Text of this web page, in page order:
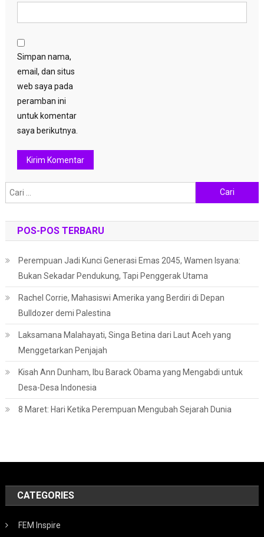
Simpan nama,
email, dan situs
web saya pada
peramban ini
untuk komentar
saya berikutnya.
untuk:
POS-POS TERBARU
Perempuan Jadi Kunci Generasi Emas 2045, Wamen Isyana:
Bukan Sekadar Pendukung, Tapi Penggerak Utama
Rachel Corrie, Mahasiswi Amerika yang Berdiri di Depan
Bulldozer demi Palestina
Laksamana Malahayati, Singa Betina dari Laut Aceh yang
Menggetarkan Penjajah
Kisah Ann Dunham, Ibu Barack Obama yang Mengabdi untuk
Desa-Desa Indonesia
8 Maret: Hari Ketika Perempuan Mengubah Sejarah Dunia
CATEGORIES
FEM Inspire